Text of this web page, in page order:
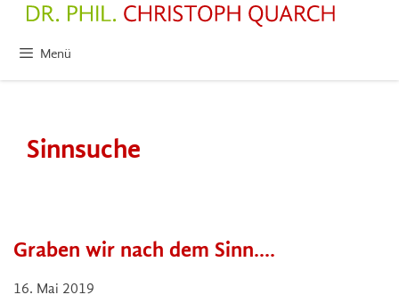
springenMenü
Sinnsuche
Graben wir nach dem Sinn….
16. Mai 2019